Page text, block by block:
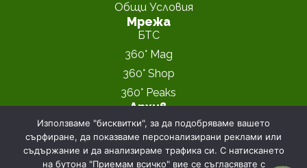
Общи Условия
Мрежа
БТС
360° Mag
360° Shop
360° Peaks
Архив
"Хижа на Годината" 2023
"Хижа на Годината" 2024
360° Magazine © 2026Политика за поверителност
Използваме "бисквитки", за да подобряваме вашето
сърфиране, да показваме персонализирани реклами или
съдържание и да анализираме трафика си. С натискането
на бутона "Приемам всичко" вие се съгласявате с